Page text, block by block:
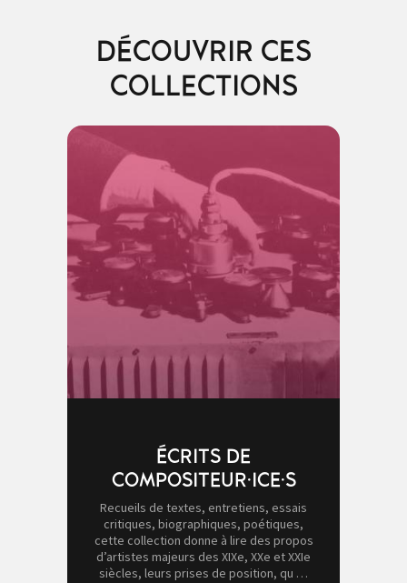
DÉCOUVRIR CES
COLLECTIONS
ÉCRITS DE
COMPOSITEUR·ICE·S
Recueils de textes, entretiens, essais
critiques, biographiques, poétiques,
cette collection donne à lire des propos
d’artistes majeurs des XIXe, XXe et XXIe
siècles, leurs prises de position, qu …